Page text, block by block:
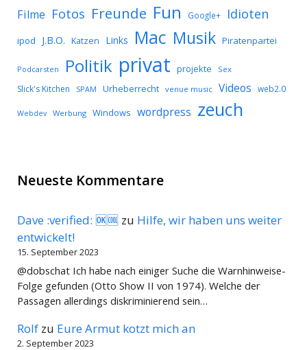
Filme Fotos Freunde Fun Google+ Idioten
ipod J.B.O. Katzen Links Mac Musik Piratenpartei
Podcarsten Politik privat projekte Sex
Slick's Kitchen SPAM Urheberrecht venue music Videos web2.0
Webdev Werbung Windows wordpress zeuch
Neueste Kommentare
Dave :verified: 🆗🆒 zu Hilfe, wir haben uns weiter
entwickelt!
15. September 2023
@dobschat Ich habe nach einiger Suche die Warnhinweise-
Folge gefunden (Otto Show II von 1974). Welche der
Passagen allerdings diskriminierend sein…
Rolf zu Eure Armut kotzt mich an
2. September 2023